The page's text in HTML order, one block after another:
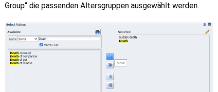
Group“ die passenden Altersgruppen ausgewählt werden.